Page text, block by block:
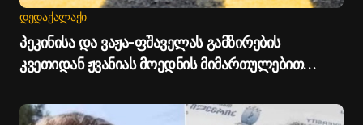
ᲓᲔᲓᲐᲥᲐᲚᲐᲥᲘ
პეკინისა და ვაჟა-ფშაველას გამზირების
კვეთიდან ჟვანიას მოედნის მიმართულებით
მერია